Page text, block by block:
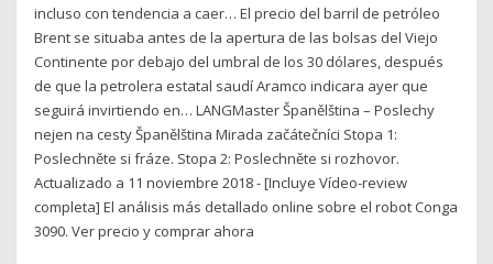
incluso con tendencia a caer… El precio del barril de petróleo
Brent se situaba antes de la apertura de las bolsas del Viejo
Continente por debajo del umbral de los 30 dólares, después
de que la petrolera estatal saudí Aramco indicara ayer que
seguirá invirtiendo en… LANGMaster Španělština – Poslechy
nejen na cesty Španělština Mirada začátečníci Stopa 1:
Poslechněte si fráze. Stopa 2: Poslechněte si rozhovor.
Actualizado a 11 noviembre 2018 - [Incluye Vídeo-review
completa] El análisis más detallado online sobre el robot Conga
3090. Ver precio y comprar ahora